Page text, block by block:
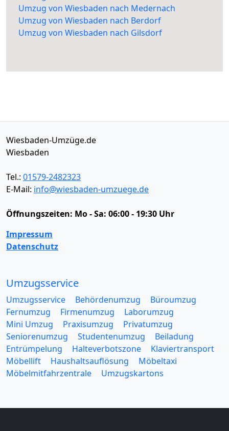
Umzug von Wiesbaden nach Medernach
Umzug von Wiesbaden nach Berdorf
Umzug von Wiesbaden nach Gilsdorf
Wiesbaden-Umzüge.de
Wiesbaden
Tel.: 01579-2482323
E-Mail: info@wiesbaden-umzuege.de
Öffnungszeiten: Mo - Sa: 06:00 - 19:30 Uhr
Impressum
Datenschutz
Umzugsservice
Umzugsservice Behördenumzug
Büroumzug
Fernumzug
Firmenumzug
Laborumzug
Mini Umzug
Praxisumzug
Privatumzug
Seniorenumzug
Studentenumzug
Beiladung
Entrümpelung
Halteverbotszone
Klaviertransport
Möbellift
Haushaltsauflösung
Möbeltaxi
Möbelmitfahrzentrale
Umzugskartons